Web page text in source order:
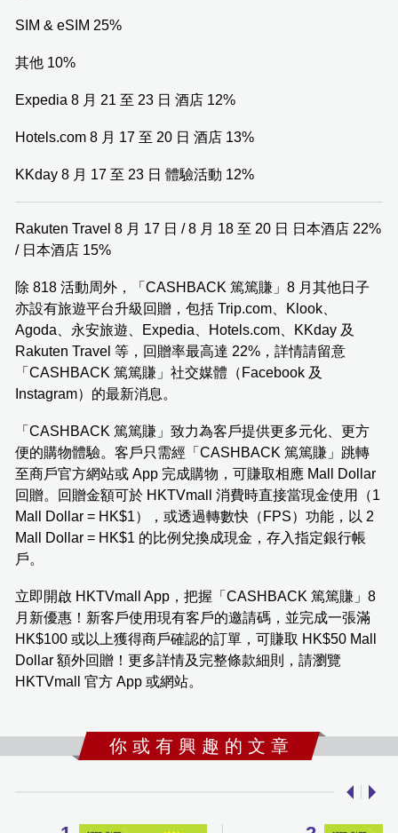
SIM & eSIM 25%
其他 10%
Expedia 8 月 21 至 23 日 酒店 12%
Hotels.com 8 月 17 至 20 日 酒店 13%
KKday 8 月 17 至 23 日 體驗活動 12%
Rakuten Travel 8 月 17 日 / 8 月 18 至 20 日 日本酒店 22%
/ 日本酒店 15%
除 818 活動周外，「CASHBACK 篤篤賺」8 月其他日子
亦設有旅遊平台升級回贈，包括 Trip.com、Klook、
Agoda、永安旅遊、Expedia、Hotels.com、KKday 及
Rakuten Travel 等，回贈率最高達 22%，詳情請留意
「CASHBACK 篤篤賺」社交媒體（Facebook 及
Instagram）的最新消息。
「CASHBACK 篤篤賺」致力為客戶提供更多元化、更方
便的購物體驗。客戶只需經「CASHBACK 篤篤賺」跳轉
至商戶官方網站或 App 完成購物，可賺取相應 Mall Dollar
回贈。回贈金額可於 HKTVmall 消費時直接當現金使用（1
Mall Dollar = HK$1），或透過轉數快（FPS）功能，以 2
Mall Dollar = HK$1 的比例兌換成現金，存入指定銀行帳
戶。
立即開啟 HKTVmall App，把握「CASHBACK 篤篤賺」8
月新優惠！新客戶使用現有客戶的邀請碼，並完成一張滿
HK$100 或以上獲得商戶確認的訂單，可賺取 HK$50 Mall
Dollar 額外回贈！更多詳情及完整條款細則，請瀏覽
HKTVmall 官方 App 或網站。
你 或 有 興 趣 的 文 章